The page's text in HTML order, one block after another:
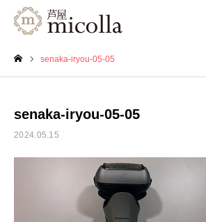
senaka-iryou-05-05
senaka-iryou-05-05
2024.05.15